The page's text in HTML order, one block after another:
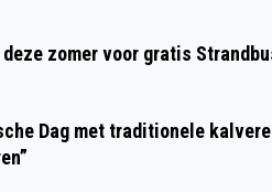
zomer voor gratis
Dag met traditionele